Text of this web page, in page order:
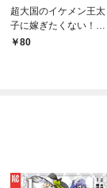
超大国のイケメン王太
子に嫁ぎたくない！！
1話
80